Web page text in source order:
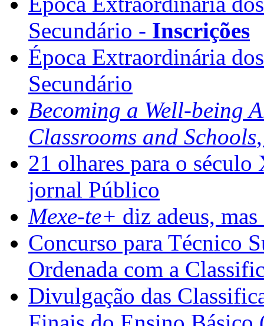
Secundário - Inscrições
Época Extraordinária
Secundário
Becoming a Well-being
Classrooms and Schools
21 olhares para o
jornal Público
Mexe-te+ diz adeus,
Concurso para Técnico
Ordenada com a
Divulgação das